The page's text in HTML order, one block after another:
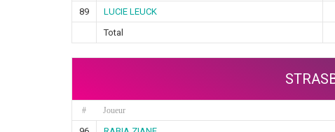
89
LUCIE LEUCK
Total
# Joueur